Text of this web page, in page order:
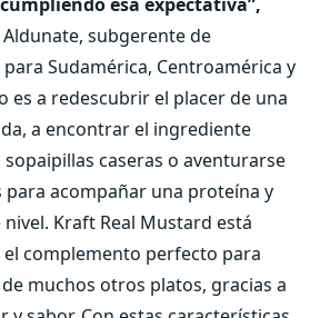
subgerente de
Sudamérica, Centroamérica y
es a redescubrir el placer de una
a encontrar el ingrediente
caseras o aventurarse
para acompañar una proteína y
Kraft Real Mustard está
complemento perfecto para
muchos otros platos, gracias a